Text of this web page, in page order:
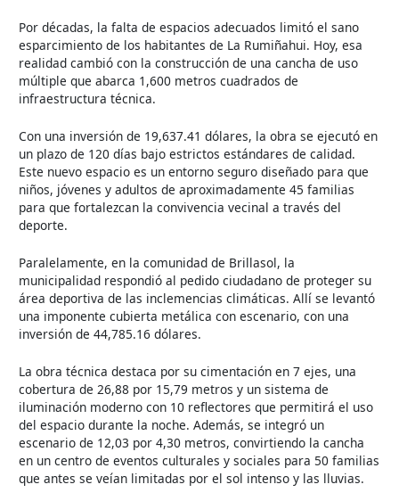
Por décadas, la falta de espacios adecuados limitó el sano
esparcimiento de los habitantes de La Rumiñahui. Hoy, esa
realidad cambió con la construcción de una cancha de uso
múltiple que abarca 1,600 metros cuadrados de
infraestructura técnica.
Con una inversión de 19,637.41 dólares, la obra se ejecutó en
un plazo de 120 días bajo estrictos estándares de calidad.
Este nuevo espacio es un entorno seguro diseñado para que
niños, jóvenes y adultos de aproximadamente 45 familias
para que fortalezcan la convivencia vecinal a través del
deporte.
Paralelamente, en la comunidad de Brillasol, la
municipalidad respondió al pedido ciudadano de proteger su
área deportiva de las inclemencias climáticas. Allí se levantó
una imponente cubierta metálica con escenario, con una
inversión de 44,785.16 dólares.
La obra técnica destaca por su cimentación en 7 ejes, una
cobertura de 26,88 por 15,79 metros y un sistema de
iluminación moderno con 10 reflectores que permitirá el uso
del espacio durante la noche. Además, se integró un
escenario de 12,03 por 4,30 metros, convirtiendo la cancha
en un centro de eventos culturales y sociales para 50 familias
que antes se veían limitadas por el sol intenso y las lluvias.